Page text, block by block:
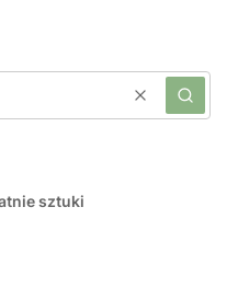
WyczyśćSzukaj
sztuki